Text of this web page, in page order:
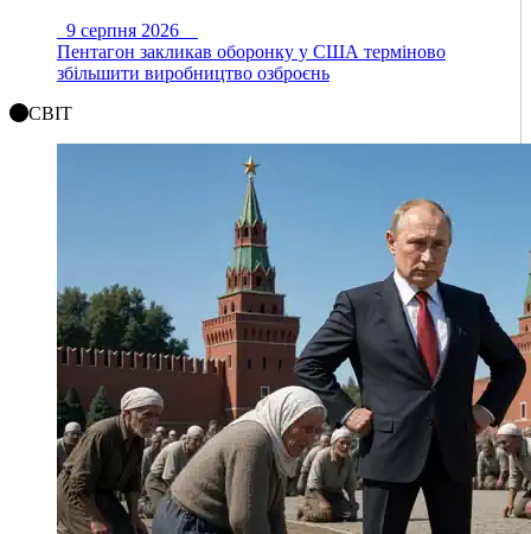
9 серпня 2026
Пентагон закликав оборонку у США терміново
збільшити виробництво озброєнь
СВІТ